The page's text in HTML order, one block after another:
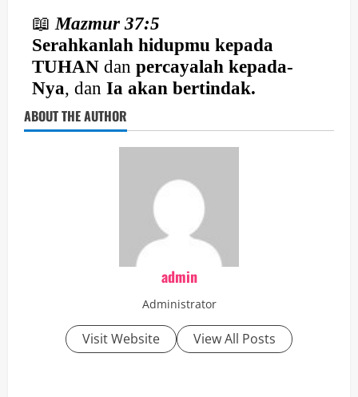
📖 Mazmur 37:5
Serahkanlah hidupmu kepada
TUHAN dan percayalah kepada-
Nya, dan Ia akan bertindak.
ABOUT THE AUTHOR
admin
Administrator
Visit Website View All Posts